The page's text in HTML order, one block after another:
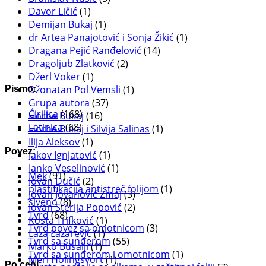
Davor Ličić (1)
Demijan Bukaj (1)
dr Artea Panajotović i Sonja Žikić (1)
Dragana Pejić Ranđelović (14)
Dragoljub Zlatković (2)
Džerl Voker(1)
Džonatan Pol Vemsli (1)
Grupa autora (37)
Horhe Bukaj (16)
Horhe Bukaj i Silvija Salinas (1)
Ilija Aleksov(1)
Jakov Ignjatović (1)
Janko Veselinović (1)
Jovan Dučić (2)
Jovan Jovanović Zmaj(3)
Jovan Sterija Popović (2)
Kosta Trifković (1)
Laza Lazarević(1)
Marko Busalji(1)
Meri Holingsvort(1)
Pismo:
Ćirilica (168)
Latinica(68)
Povez:
Mek(91)
plastifikacija antistreč folijom (1)
šiveno(8)
Tvrd(68)
Tvrd povez sa omotnicom (3)
Tvrd sa sunđerom (55)
Tvrd sa sunđerom i omotnicom (1)